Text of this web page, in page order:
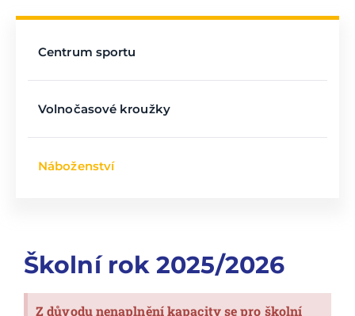
Školní rok 2025/2026
Z důvodu nenaplnění kapacity se pro školní
Centrum sportu
Volnočasové kroužky
Náboženství